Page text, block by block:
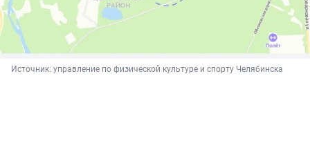
Источник: управление по физической культуре и спорту Челябинска